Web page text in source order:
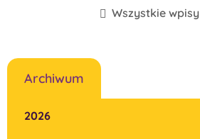
Wszystkie wpisy
Archiwum
2026